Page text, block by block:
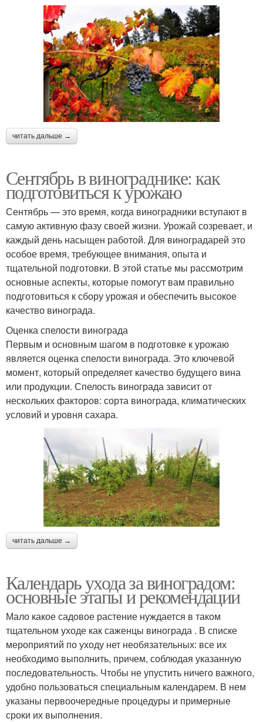
читать дальше →
Сентябрь в винограднике: как
подготовиться к урожаю
Сентябрь — это время, когда виноградники вступают в
самую активную фазу своей жизни. Урожай созревает, и
каждый день насыщен работой. Для виноградарей это
особое время, требующее внимания, опыта и
тщательной подготовки. В этой статье мы рассмотрим
основные аспекты, которые помогут вам правильно
подготовиться к сбору урожая и обеспечить высокое
качество винограда.
Оценка спелости винограда
Первым и основным шагом в подготовке к урожаю
является оценка спелости винограда. Это ключевой
момент, который определяет качество будущего вина
или продукции. Спелость винограда зависит от
нескольких факторов: сорта винограда, климатических
условий и уровня сахара.
читать дальше →
Календарь ухода за виноградом:
основные этапы и рекомендации
Мало какое садовое растение нуждается в таком
тщательном уходе как саженцы винограда . В списке
мероприятий по уходу нет необязательных: все их
необходимо выполнить, причем, соблюдая указанную
последовательность. Чтобы не упустить ничего важного,
удобно пользоваться специальным календарем. В нем
указаны первоочередные процедуры и примерные
сроки их выполнения.